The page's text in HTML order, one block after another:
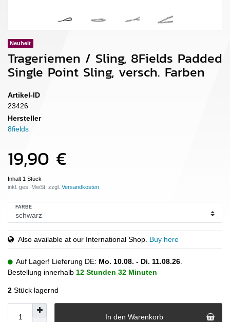
Neuheit
Trageriemen / Sling, 8Fields Padded
Single Point Sling, versch. Farben
Artikel-ID
23426
Hersteller
8fields
19,90 €
Inhalt 1 Stück
inkl. ges. MwSt. zzgl.
FARBE
Also available at our International Shop. Buy here
Auf Lager! Lieferung DE: Mo. 10.08. - Di. 11.08.26
Bestellung innerhalb 12 Stunden 32 Minuten
2 Stück lagernd
In den Warenkorb